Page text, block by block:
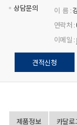
상담문의
이 름 :
연락처 :
이메일 :
견적신청
제품정보 카달로